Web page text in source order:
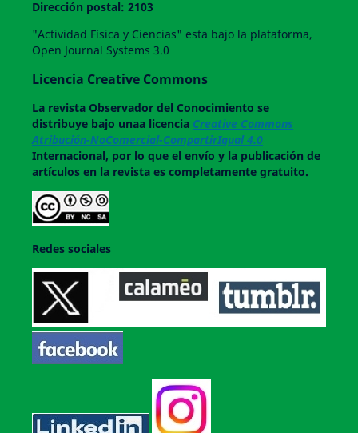
Dirección postal: 2103
"Actividad Física y Ciencias" esta bajo la plataforma,
Open Journal Systems 3.0
Licencia Creative Commons
La revistaObservador del Conocimiento se
distribuye bajo unaa licencia Creative Commons
Atribución-NoComercial-CompartirIgual 4.0
Internacional, por lo que el envío y la publicación de
artículos en la revista es completamente gratuito.
Redes sociales